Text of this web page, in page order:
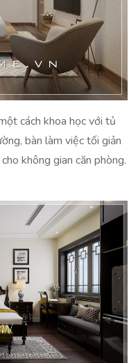
cách khoa học với tủ
bàn làm việc tối giản
không gian căn phòng.